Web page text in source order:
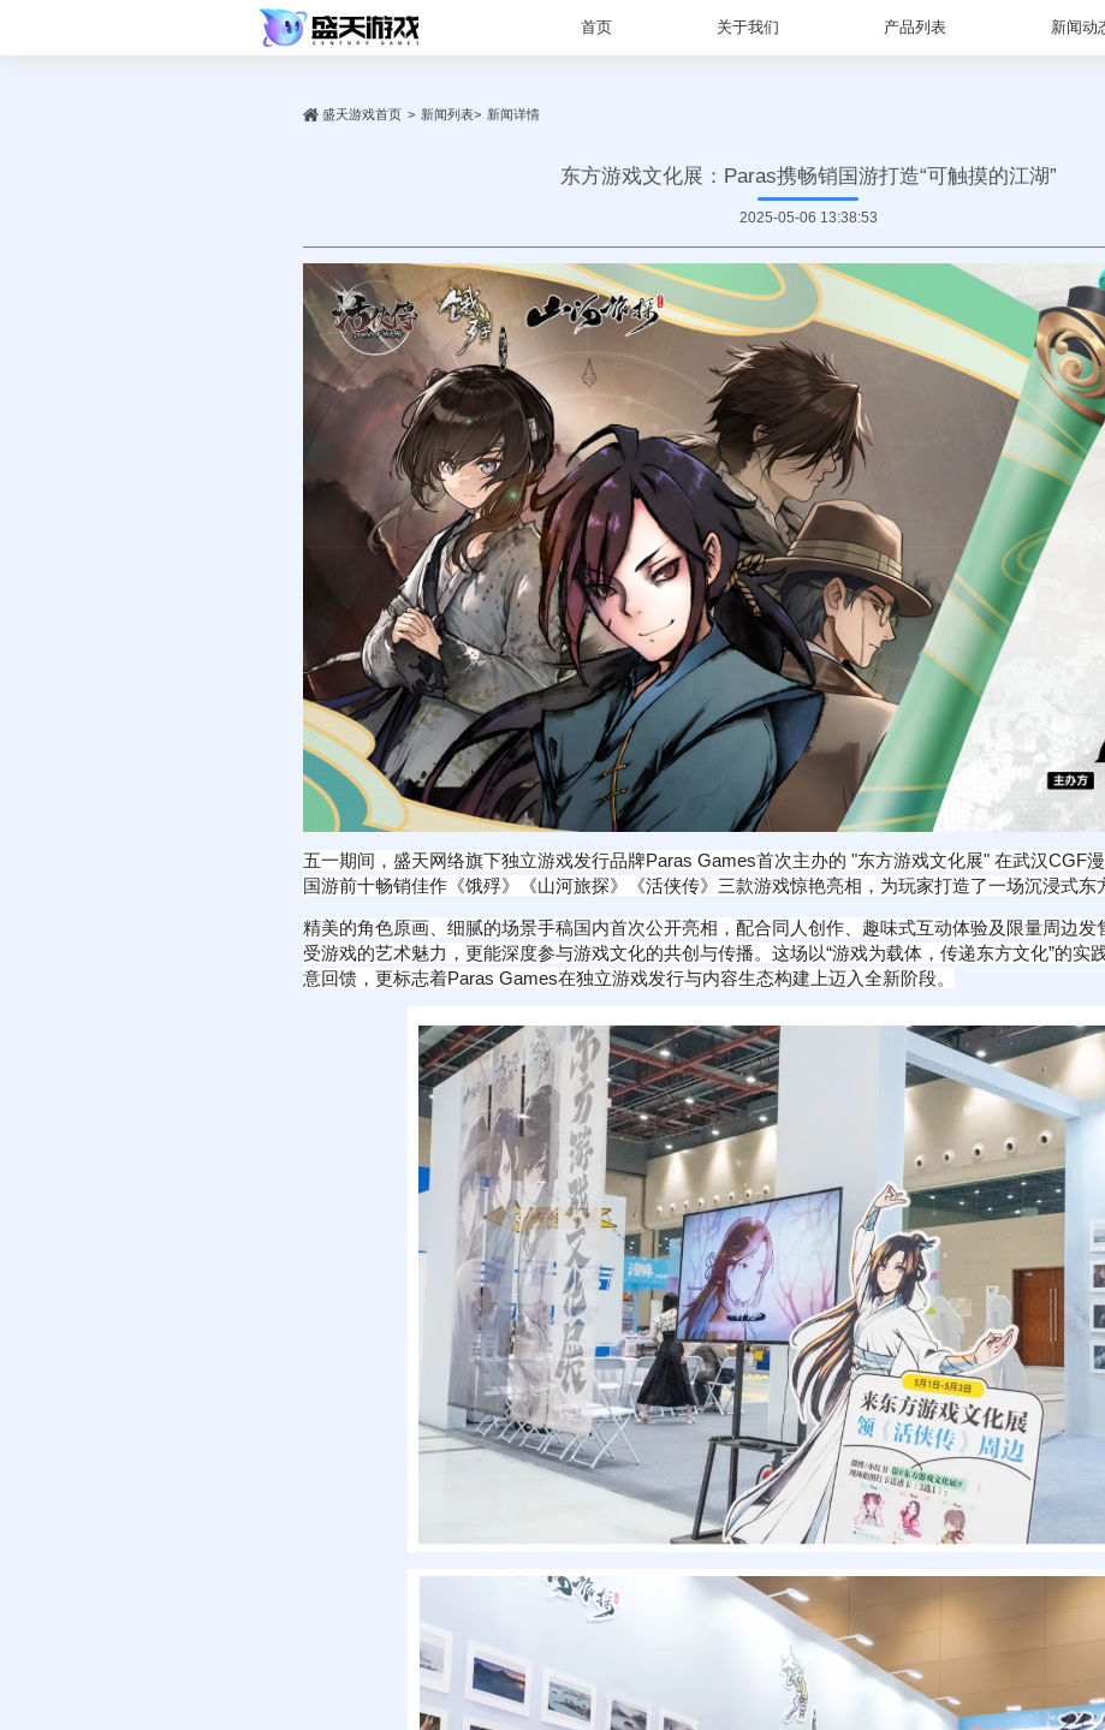
首页 关于我们 产品列表 新闻动
盛天游戏首页 > 新闻列表> 新闻详情
东方游戏文化展：Paras携畅销国游打造“可触摸的江湖”
2025-05-06 13:38:53
五一期间，盛天网络旗下独立游戏发行品牌Paras Games首次主办的 "东方游戏文化展" 在武汉CGF
国游前十畅销佳作《饿殍》《山河旅探》《活侠传》三款游戏惊艳亮相，为玩家打造了一场沉浸式东
精美的角色原画、细腻的场景手稿国内首次公开亮相，配合同人创作、趣味式互动体验及限量周边发
受游戏的艺术魅力，更能深度参与游戏文化的共创与传播。这场以“游戏为载体，传递东方文化”的实
意回馈，更标志着Paras Games在独立游戏发行与内容生态构建上迈入全新阶段。